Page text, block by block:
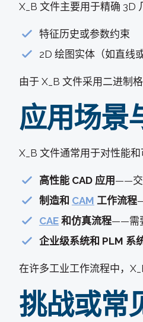
X_B 文件主要用于精确 3D
特征历史或参数约束
2D 绘图实体（如直线
由于 X_B 文件采用二进制
应用场景
X_B 文件通常用于对性能和
高性能 CAD 应用 ——交
制造和 CAM 工作流程
CAE和仿真流程——需
企业级系统和 PLM 系
在许多工业工作流程中，
挑战或常